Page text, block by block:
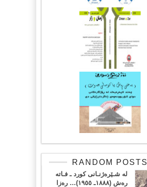
RANDOM POSTS
لە شـێرەژنـانی کورد ـ فـاتە
رەش (١٨٨٨ـ ١٩٥٥)… رەزا